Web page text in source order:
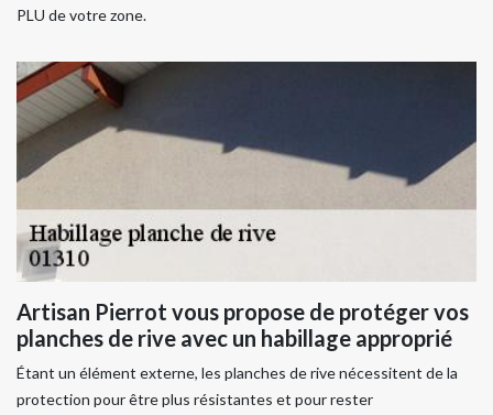
PLU de votre zone.
Artisan Pierrot vous propose de protéger vos
planches de rive avec un habillage approprié
Étant un élément externe, les planches de rive nécessitent de la
protection pour être plus résistantes et pour rester